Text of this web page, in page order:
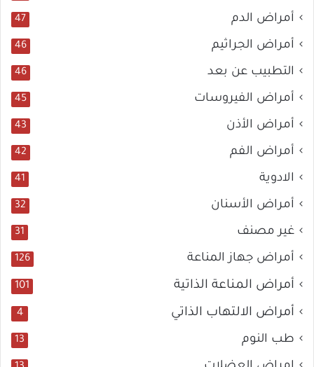
أمراض الدم 47
أمراض الجراثيم 46
التطبيب عن بعد 46
أمراض الفيروسات 45
أمراض الأذن 43
أمراض الفم 42
الادوية 41
أمراض الأسنان 32
غير مصنف 31
أمراض جهاز المناعة 126
أمراض المناعة الذاتية 101
أمراض الالتهاب الذاتي 4
طب النوم 13